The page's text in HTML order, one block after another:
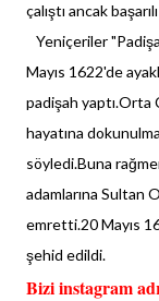
çalıştı ancak
Yeniçeriler
Mayıs 1622'de
padişah yaptı.Orta
hayatına
söyledi.Buna
adamlarına Sultan
emretti.20 Mayıs
şehid edildi.
Bizi instagram